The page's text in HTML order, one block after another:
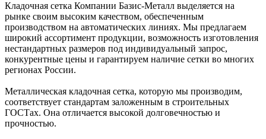
Кладочная сетка Компании Базис-Металл выделяется на
рынке своим высоким качеством, обеспеченным
производством на автоматических линиях. Мы предлагаем
широкий ассортимент продукции, возможность изготовления
нестандартных размеров под индивидуальный запрос,
конкурентные цены и гарантируем наличие сетки во многих
регионах России.
Металлическая кладочная сетка, которую мы производим,
соответствует стандартам заложенным в строительных
ГОСТах. Она отличается высокой долговечностью и
прочностью.